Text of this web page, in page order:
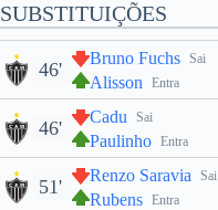
SUBSTITUIÇÕES
Sai
Bruno Fuchs
Entra
Alisson
46'
Sai
Cadu
Entra
Paulinho
46'
Sai
Renzo Saravia
Entra
Rubens
51'